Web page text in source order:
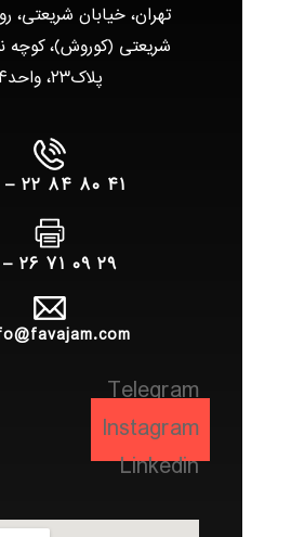
تهران، خیابان شریعتی،
شریعتی (کوروش)، کوچه
پلاک۲۳، واحد۴
۴۱ ۸۰ ۸۴ ۲۲ – ۰۲۱
۲۹ ۰۹ ۷۱ ۲۶ – ۰۲۱
Telegram
Instagram
Linkedin